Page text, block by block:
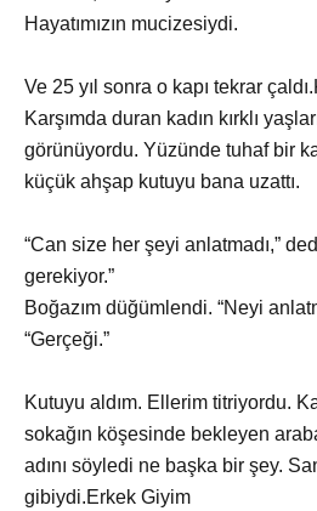
Hayatımızın mucizesiydi.
Ve 25 yıl sonra o kapı tekrar
Karşımda duran kadın kırklı
görünüyordu. Yüzünde tuhaf bir
küçük ahşap kutuyu bana uzattı.
“Can size her şeyi anlatmadı,”
gerekiyor.”
Boğazım düğümlendi. “Neyi
“Gerçeği.”
Kutuyu aldım. Ellerim titriyordu.
sokağın köşesinde bekleyen
adını söyledi ne başka bir şey.
gibiydi.Erkek Giyim